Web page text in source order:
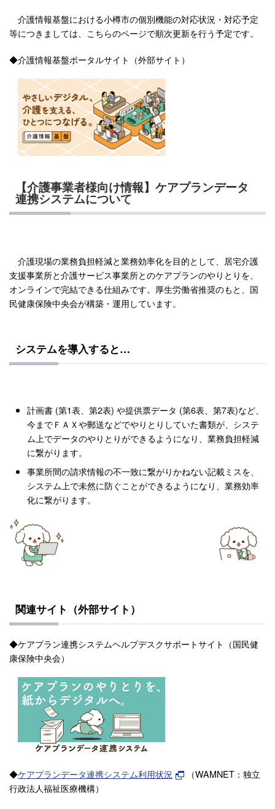
介護情報基盤における小樽市の個別機能の対応状況・対応予定
等につきましては、こちらのページで順次更新を行う予定です。
◆介護情報基盤ポータルサイト（外部サイト）
【介護事業者様向け情報】ケアプランデータ
連携システムについて
介護現場の業務負担軽減と業務効率化を目的として、居宅介護
支援事業所と介護サービス事業所とのケアプランのやりとりを、
オンラインで完結できる仕組みです。厚生労働省推奨のもと、国
民健康保険中央会が構築・運用しています。
システムを導入すると…
計画書 (第1表、第2表) や提供票データ (第6表、第7表)など、
今までＦＡＸや郵送などでやりとりしていた書類が、システ
ム上でデータのやりとりができるようになり、業務負担軽減
に繋がります。
事業所間の請求情報の不一致に繋がりかねない記載ミスを、
システム上で未然に防ぐことができるようになり、業務効率
化に繋がります。
関連サイト（外部サイト）
◆ケアプラン連携システムヘルプデスクサポートサイト（国民健
康保険中央会）
◆ケアプランデータ連携システム利用状況
（WAMNET：独立
行政法人福祉医療機構）